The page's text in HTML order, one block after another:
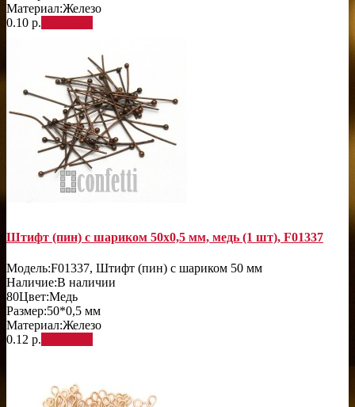
Материал:Железо
0.10 р.
Штифт (пин) с шариком 50х0,5 мм, медь (1 шт), F01337
Модель:F01337, Штифт (пин) с шариком 50 мм
Наличие:В наличии
80Цвет:Медь
Размер:50*0,5 мм
Материал:Железо
0.12 р.